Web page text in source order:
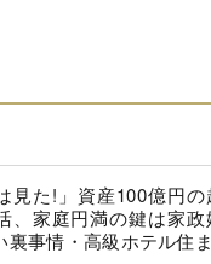
見た!」資産100億円
、家庭円満の鍵は家
裏事情・高級ホテル住